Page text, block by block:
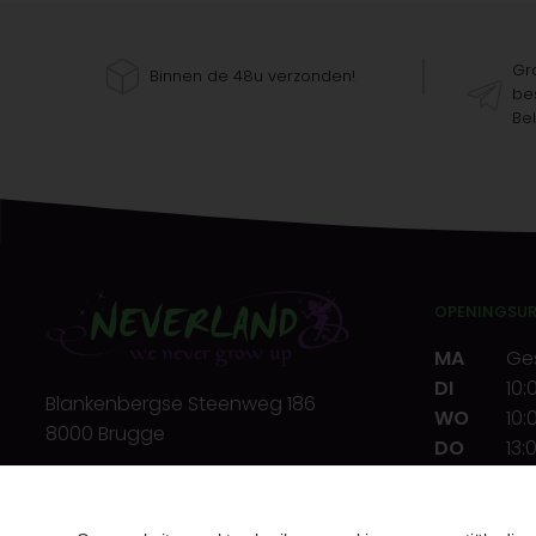
Binnen de 48u verzonden!
Blankenbergse Steenweg 186
8000 Brugge
MA
DI
WO
DO